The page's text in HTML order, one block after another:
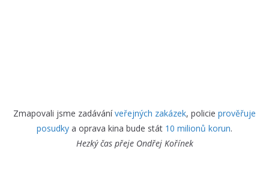
Zmapovali jsme zadáváníveřejných zakázek, policie prověřuje
posudky a oprava kina bude stát 10 milionů korun.
Hezký čas přeje Ondřej Kořínek